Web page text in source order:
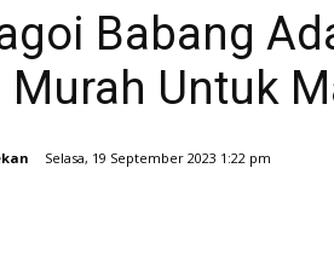
Babang
Murah Untuk
Selasa, 19 September 2023 1:22 pm